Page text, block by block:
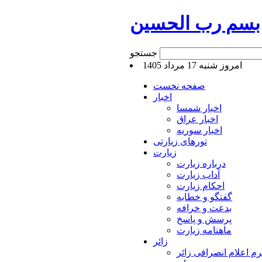
بسم رب الحسین
امروز شنبه 17 مرداد 1405
صفحه نخست
اخبار
اخبار شمسا
اخبار عراق
اخبار سوریه
تورهای زیارتی
زیارت
درباره زیارت
آداب زیارت
احکام زیارت
گفتگو و خطابه
بدعت و خرافه
پرسش و پاسخ
ماهنامه زیارت
زائر
اعلام انصرافی زائر